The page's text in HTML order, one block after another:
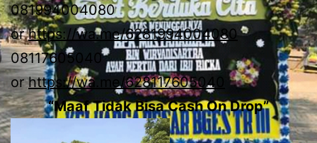
081994004080
orhttps://wa.me/6281994004080
08117605040
orhttps://wa.me/628117605040
“Maaf Tidak Bisa Cash On Drop”